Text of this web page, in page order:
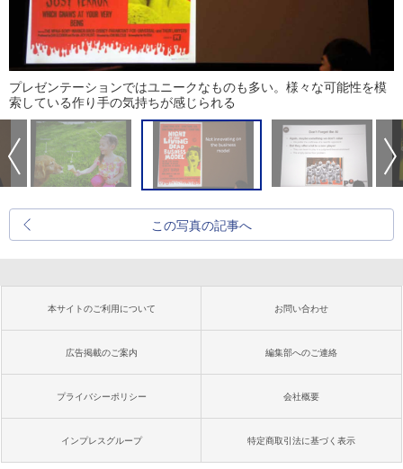
プレゼンテーションではユニークなものも多い。様々な可能性を模
索している作り手の気持ちが感じられる
この写真の記事へ
本サイトのご利用について お問い合わせ
広告掲載のご案内 編集部へのご連絡
プライバシーポリシー 会社概要
インプレスグループ 特定商取引法に基づく表示